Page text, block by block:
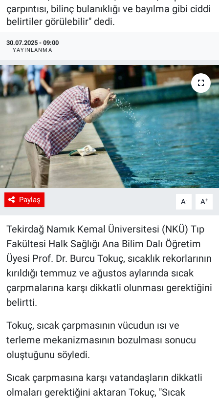
çarpıntısı, bilinç bulanıklığı ve bayılma gibi ciddi
belirtiler görülebilir" dedi.
30.07.2025 - 09:00
YAYINLANMA
Paylaş A- A+
Tekirdağ Namık Kemal Üniversitesi (NKÜ) Tıp
Fakültesi Halk Sağlığı Ana Bilim Dalı Öğretim
Üyesi Prof. Dr. Burcu Tokuç, sıcaklık rekorlarının
kırıldığı temmuz ve ağustos aylarında sıcak
çarpmalarına karşı dikkatli olunması gerektiğini
belirtti.
Tokuç, sıcak çarpmasının vücudun ısı ve
terleme mekanizmasının bozulması sonucu
oluştuğunu söyledi.
Sıcak çarpmasına karşı vatandaşların dikkatli
olmaları gerektiğini aktaran Tokuç, "Sıcak